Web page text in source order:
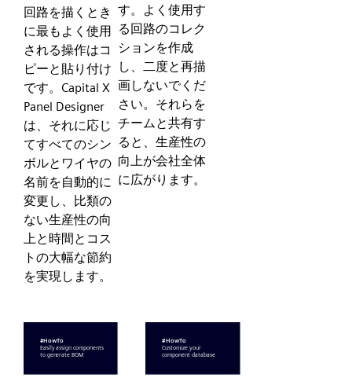
回路を描くとき
に最もよく使用
される操作はコ
ピーと貼り付け
です。Capital X
Panel Designer
は、それに応じ
てすべてのシン
ボルとワイヤの
名前を自動的に
変更し、比類の
ない生産性の向
上と時間とコス
トの大幅な節約
を実現します。
す。よく使用す
る回路のコレク
ションを作成
し、二度と再描
画しないでくだ
さい。それらを
チームと共有す
ると、生産性の
向上が会社全体
に広がります。